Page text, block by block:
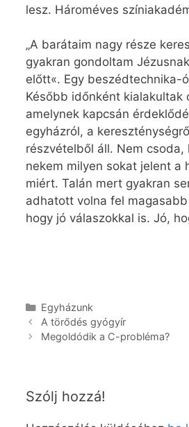
lesz. Hároméves
„A barátaim nagy része
gyakran gondoltam
előtt«. Egy beszédtechnika-
Később időnként kialakultak
amelynek kapcsán
egyházról, a
részvételből áll. Nem
nekem milyen sokat jelent a
miért. Talán mert gyakran
adhatott volna fel
hogy jó válaszokkal is. Jó,
Kategória
Egyházunk
A törődés gyógyír
Megoldódik a C-probléma?
Szólj hozzá!